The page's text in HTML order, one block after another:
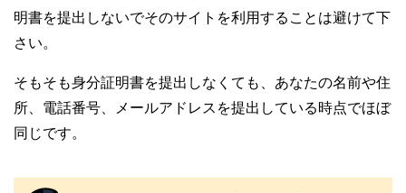
明書を提出しないでそのサイトを利用することは避けて下
さい。
そもそも身分証明書を提出しなくても、あなたの名前や住
所、電話番号、メールアドレスを提出している時点でほぼ
同じです。